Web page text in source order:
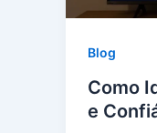
Blog
Como
e